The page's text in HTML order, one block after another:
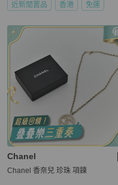
近新閒置品 香港 免運
Chanel
Chanel 香奈兒 珍珠 項鍊